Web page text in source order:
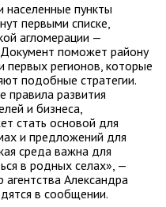
населенные пункты
первыми списке,
агломерации —
Документ поможет району
первых регионов, которые
подобные стратегии.
правила развития
и бизнеса,
стать основой для
и предложений для
среда важна для
в родных селах», —
Александра
в сообщении.